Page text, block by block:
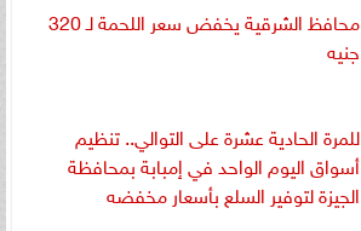
محافظ الشرقية يخفض سعر اللحمة لـ 320
جنيه
للمرة الحادية عشرة على التوالي.. تنظيم
أسواق اليوم الواحد في إمبابة بمحافظة
الجيزة لتوفير السلع بأسعار مخفضه